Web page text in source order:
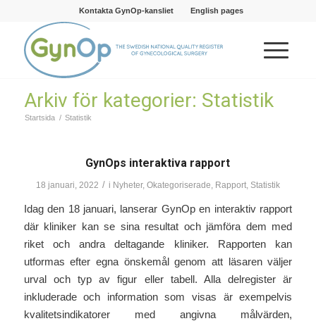
Kontakta GynOp-kansliet English pages
Arkiv för kategorier: Statistik
Startsida / Statistik
GynOps interaktiva rapport
18 januari, 2022 / i Nyheter, Okategoriserade, Rapport, Statistik
Idag den 18 januari, lanserar GynOp en interaktiv rapport
där kliniker kan se sina resultat och jämföra dem med
riket och andra deltagande kliniker. Rapporten kan
utformas efter egna önskemål genom att läsaren väljer
urval och typ av figur eller tabell. Alla delregister är
inkluderade och information som visas är exempelvis
kvalitetsindikatorer med angivna målvärden,